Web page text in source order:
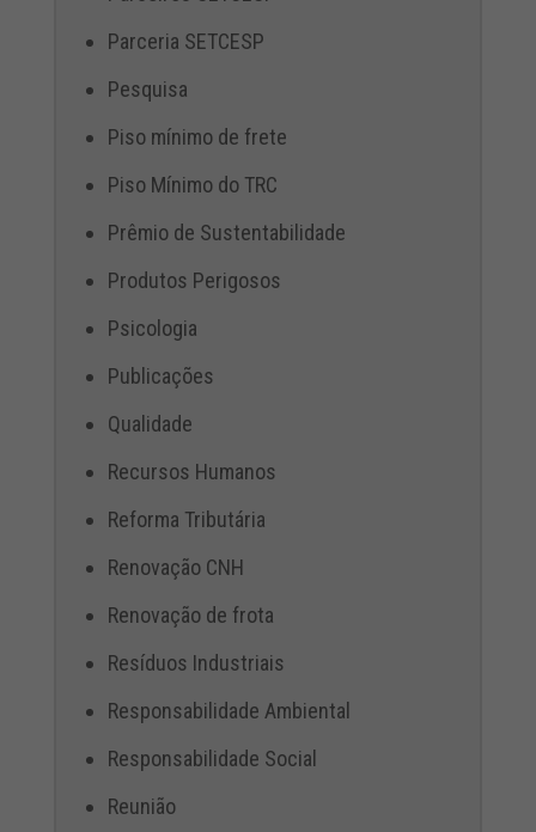
Parceria SETCESP
Pesquisa
Piso mínimo de frete
Piso Mínimo do TRC
Prêmio de Sustentabilidade
Produtos Perigosos
Psicologia
Publicações
Qualidade
Recursos Humanos
Reforma Tributária
Renovação CNH
Renovação de frota
Resíduos Industriais
Responsabilidade Ambiental
Responsabilidade Social
Reunião